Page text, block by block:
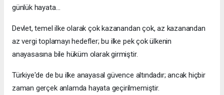
günlük hayata…
Devlet, temel ilke olarak çok kazanandan çok, az kazanandan
az vergi toplamayı hedefler; bu ilke pek çok ülkenin
anayasasına bile hüküm olarak girmiştir.
Türkiye'de de bu ilke anayasal güvence altındadır; ancak hiçbir
zaman gerçek anlamda hayata geçirilmemiştir.